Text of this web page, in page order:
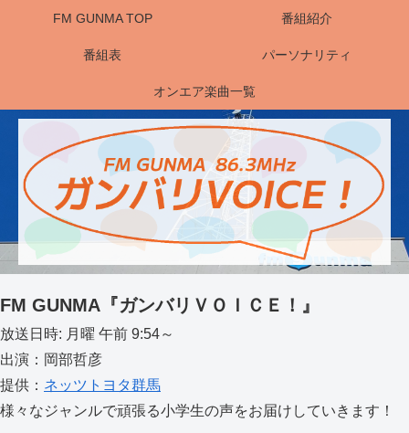
FM GUNMA TOP 番組紹介
番組表 パーソナリティ
オンエア楽曲一覧
FM GUNMA『ガンバリＶＯＩＣＥ！』
放送日時: 月曜 午前 9:54～
出演：岡部哲彦
提供： ネッツトヨタ群馬
様々なジャンルで頑張る小学生の声をお届けしていきます！